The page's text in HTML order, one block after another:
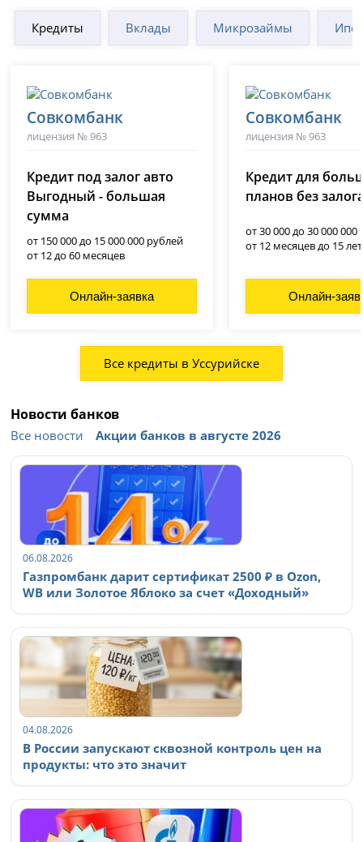
Кредиты Вклады Микрозаймы
Совкомбанк
лицензия № 963
Кредит под залог авто
Выгодный - большая
сумма
от 150 000 до 15 000 000 рублей
от 12 до 60 месяцев
Онлайн-заявка
Совкомбанк
лицензия № 963
Кредит для
планов без
от 30 000 до 30 000 000
от 12 месяцев до 15 лет
Онлайн-
Все кредиты в Уссурийске
Новости банков
Все новости Акции банков в августе 2026
06.08.2026
Газпромбанк дарит сертификат 2500 ₽ в Ozon,
WB или Золотое Яблоко за счет «Доходный»
04.08.2026
В России запускают сквозной контроль цен на
продукты: что это значит